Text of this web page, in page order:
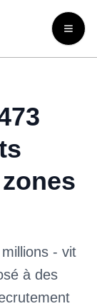
Open
- vit
à des